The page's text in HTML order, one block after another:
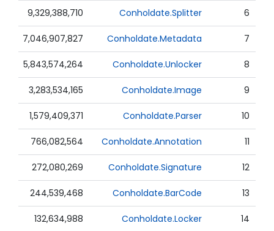
6
Conholdate.Splitter
9,329,388,710
7
Conholdate.Metadata
7,046,907,827
8
Conholdate.Unlocker
5,843,574,264
9
Conholdate.Image
3,283,534,165
10
Conholdate.Parser
1,579,409,371
11
Conholdate.Annotation
766,082,564
12
Conholdate.Signature
272,080,269
13
Conholdate.BarCode
244,539,468
14
Conholdate.Locker
132,634,988